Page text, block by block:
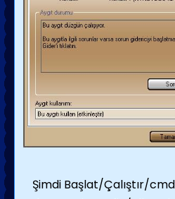
Şimdi Başlat/Çalıştır/cmd